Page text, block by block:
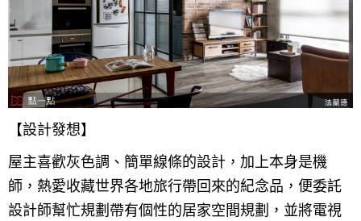
【設計發想】
屋主喜歡灰色調、簡單線條的設計，加上本身是機
師，熱愛收藏世界各地旅行帶回來的紀念品，便委託
設計師幫忙規劃帶有個性的居家空間規劃，並將電視